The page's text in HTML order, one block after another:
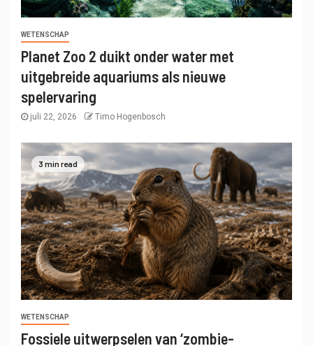
WETENSCHAP
Planet Zoo 2 duikt onder water met
uitgebreide aquariums als nieuwe
spelervaring
juli 22, 2026 Timo Hogenbosch
3 min read
WETENSCHAP
Fossiele uitwerpselen van ‘zombie-